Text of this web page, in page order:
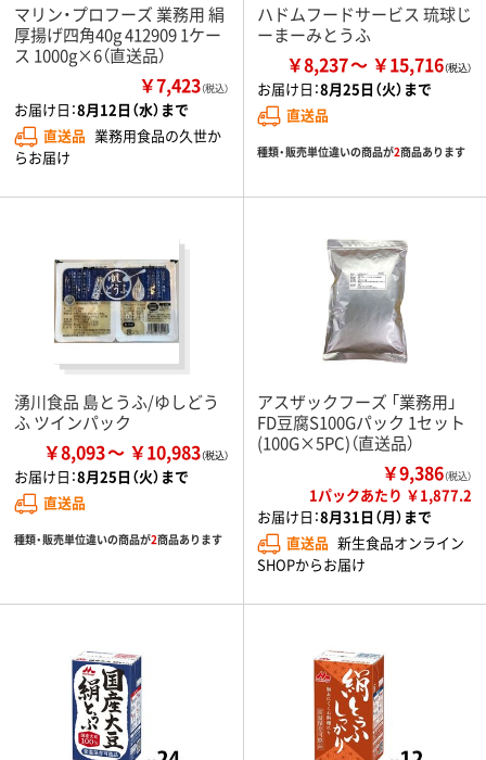
マリン・プロフーズ 業務用 絹
厚揚げ四角40g 412909 1ケー
ス 1000g×6（直送品）
￥7,423（税込）
お届け日：8月12日（水）まで
直送品 業務用食品の久世か
らお届け
ハドムフードサービス 琉球じ
ーまーみとうふ
￥8,237 ￥15,716
お届け日：8月25日（火）まで
直送品
種類・販売単位違いの商品が2商品あります
湧川食品 島とうふ/ゆしどう
ふ ツインパック
￥8,093 ￥10,983
お届け日：8月25日（火）まで
直送品
種類・販売単位違いの商品が2商品あります
アスザックフーズ 「業務用」
FD豆腐S100Gパック 1セット
(100G×5PC)（直送品）
￥9,386（税込）
1パックあたり ￥1,877.2
お届け日：8月31日（月）まで
直送品 新生食品オンライン
SHOPからお届け